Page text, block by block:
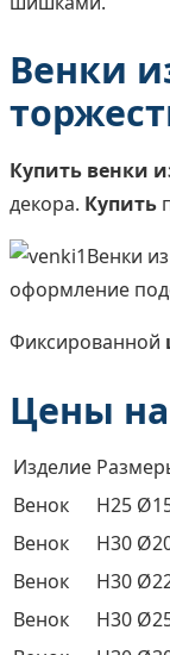
Венки
Купить венки
декора. Купить
Венки
оформление
Фиксированной
Цены
Изделие
Венок
H25
Венок
H30
Венок
H30
Венок
H30